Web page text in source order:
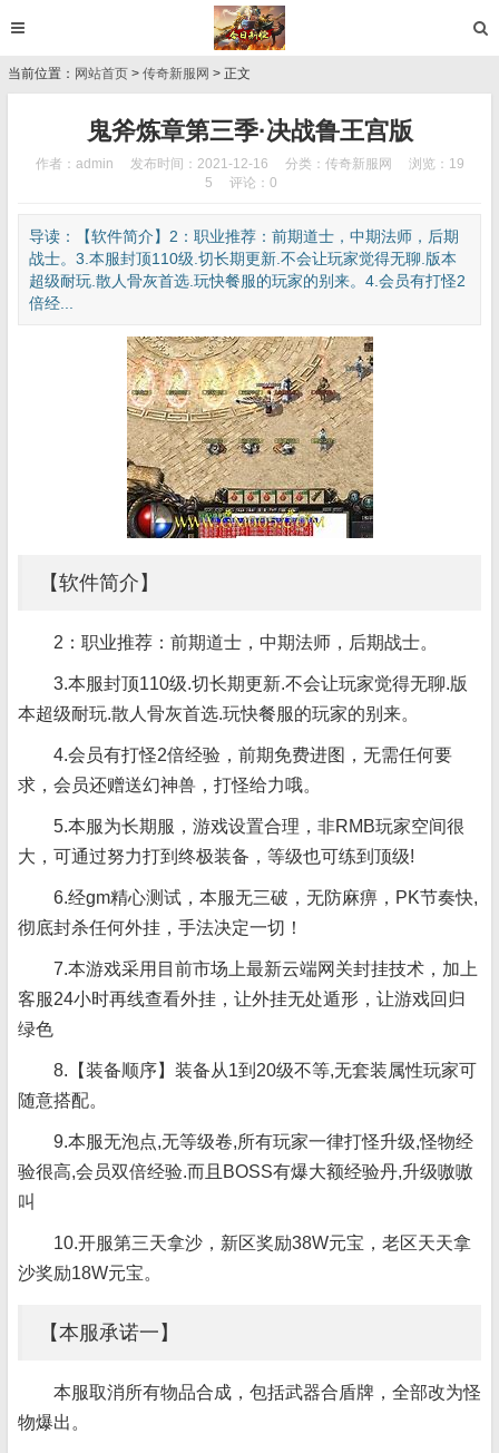
当前位置： 网站首页 > 传奇新服网 > 正文
鬼斧炼章第三季·决战鲁王宫版
作者：admin 发布时间：2021-12-16 分类： 传奇新服网
浏览：19
5
评论：0
导读：【软件简介】2：职业推荐：前期道士，中期法师，后期
战士。3.本服封顶110级.切长期更新.不会让玩家觉得无聊.版本
超级耐玩.散人骨灰首选.玩快餐服的玩家的别来。4.会员有打怪2
倍经...
【软件简介】
2：职业推荐：前期道士，中期法师，后期战士。
3.本服封顶110级.切长期更新.不会让玩家觉得无聊.版
本超级耐玩.散人骨灰首选.玩快餐服的玩家的别来。
4.会员有打怪2倍经验，前期免费进图，无需任何要
求，会员还赠送幻神兽，打怪给力哦。
5.本服为长期服，游戏设置合理，非RMB玩家空间很
大，可通过努力打到终极装备，等级也可练到顶级!
6.经gm精心测试，本服无三破，无防麻痹，PK节奏快,
彻底封杀任何外挂，手法决定一切！
7.本游戏采用目前市场上最新云端网关封挂技术，加上
客服24小时再线查看外挂，让外挂无处遁形，让游戏回归
绿色
8.【装备顺序】装备从1到20级不等,无套装属性玩家可
随意搭配。
9.本服无泡点,无等级卷,所有玩家一律打怪升级,怪物经
验很高,会员双倍经验.而且BOSS有爆大额经验丹,升级嗷嗷
叫
10.开服第三天拿沙，新区奖励38W元宝，老区天天拿
沙奖励18W元宝。
【本服承诺一】
本服取消所有物品合成，包括武器合盾牌，全部改为怪
物爆出。